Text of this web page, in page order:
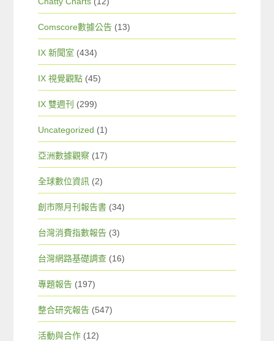
Comscore數據公告 (13)
IX 新聞室 (434)
IX 視覺觀點 (45)
IX 雙週刊 (299)
Uncategorized (1)
亞洲數據觀察 (17)
全球數位資訊 (2)
創市際月刊報告書 (34)
台灣消費指數報告 (3)
台灣網路基礎調查 (16)
專題報告 (197)
整合研究報告 (547)
活動與合作 (12)